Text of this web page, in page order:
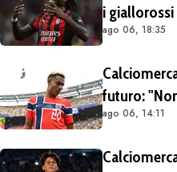
i
situazioni di
ago 06, 18:35
futuro:
Lipsia".
ago 06, 14:11